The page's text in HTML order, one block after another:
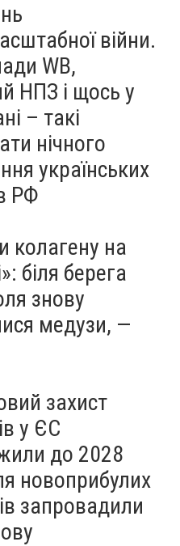
війни.
WB,
НПЗ і щось у
– такі
нічного
українських
РФ
колагену на
біля берега
знову
медузи, —
захист
у ЄС
до 2028
новоприбулих
запровадили